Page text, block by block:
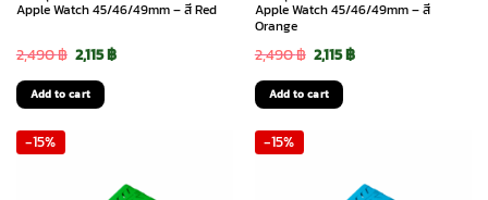
Apple Watch 45/46/49mm – สี Red
2,490฿ Original
price
was:
2,115฿Current
Add to cart
Apple Watch 45/46/49mm – สี
Orange
2,490฿ Original
price
was:
2,115฿Current
Add to cart
-15% -15%